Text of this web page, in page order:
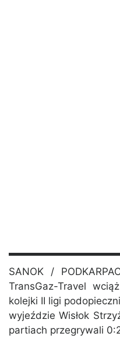
SANOK /
TransGaz-Travel
kolejki II ligi podopieczni
wyjeździe Wisłok
partiach przegrywali